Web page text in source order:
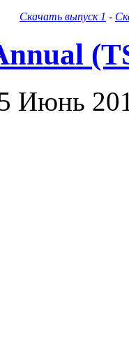
Скачать выпуск 1 -
Июнь